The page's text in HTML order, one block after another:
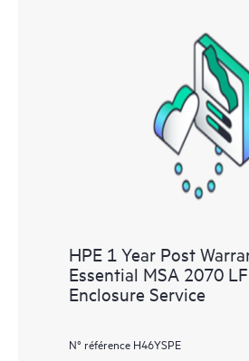
HPE 1 Year Post
Essential MSA 2070
Enclosure Service
N° référence H46YSPE